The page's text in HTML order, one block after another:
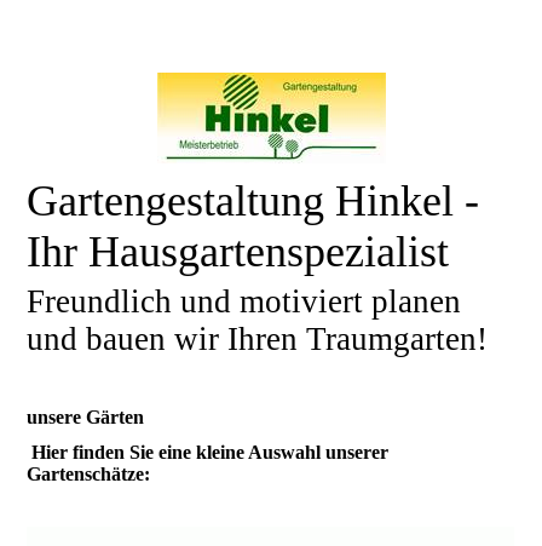
Gartengestaltung Hinkel -
Ihr Hausgartenspezialist
Freundlich und motiviert planen
und bauen wir Ihren Traumgarten!
unsere Gärten
Hier finden Sie eine kleine Auswahl unserer
Gartenschätze: